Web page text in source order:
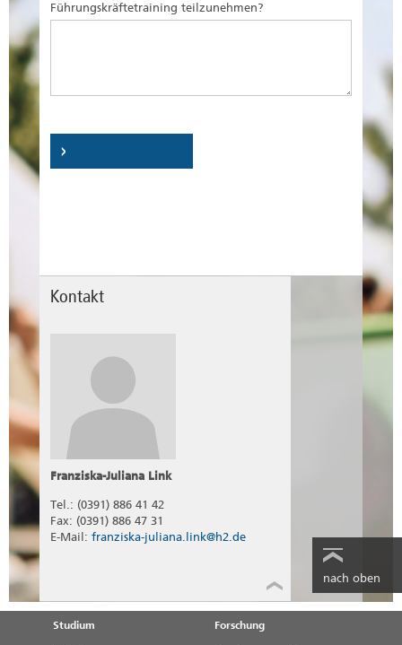
Führungskräftetraining teilzunehmen?
Kontakt
Franziska-Juliana Link
Tel.: (0391) 886 41 42
Fax: (0391) 886 47 31
E-Mail: franziska-juliana.link@h2.de
nach oben
Studium Forschung